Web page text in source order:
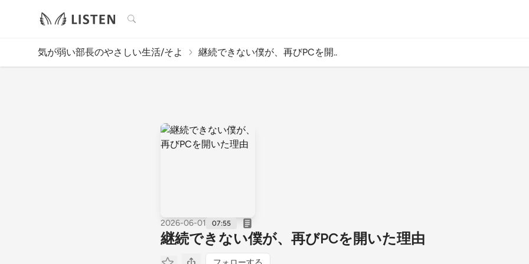
検索
気が弱い部長のやさしい生活/そよ 継続できない僕が、再びPCを開..
2026-06-01 07:55
継続できない僕が、再びPCを開いた理由